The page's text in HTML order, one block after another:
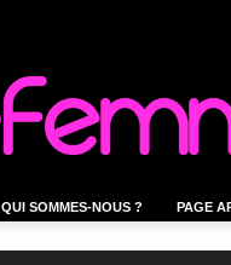
QUI SOMMES-NOUS ? PAGE